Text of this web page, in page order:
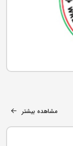
مشاهده بیشتر